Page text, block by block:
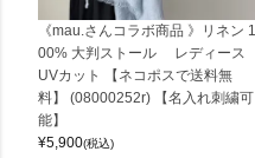
《mau.さんコラボ商品 》リネン 1
00% 大判ストール レディース
UVカット 【ネコポスで送料無
料】 (08000252r) 【名入れ刺繍可
能】
¥5,900(税込)